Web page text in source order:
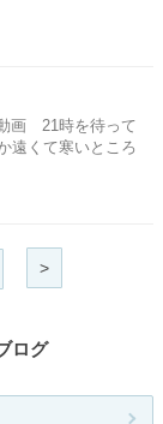
画 21時を待って
遠くて寒いところ
>
ログ